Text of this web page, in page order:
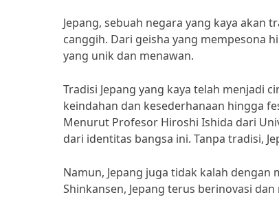
Jepang, sebuah negara yang kaya akan
canggih. Dari geisha yang mempesona
yang unik dan menawan.
Tradisi Jepang yang kaya telah menjadi
keindahan dan kesederhanaan hingga
Menurut Profesor Hiroshi Ishida dari
dari identitas bangsa ini. Tanpa tradisi,
Namun, Jepang juga tidak kalah
Shinkansen, Jepang terus berinovasi